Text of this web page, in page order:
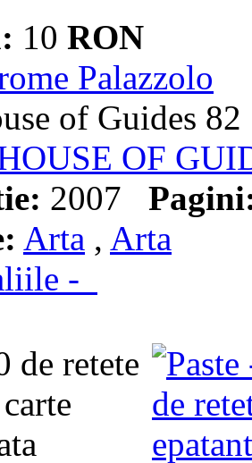
10 RON
Palazzolo
of Guides 82
OF
2007
Arta , Arta
-